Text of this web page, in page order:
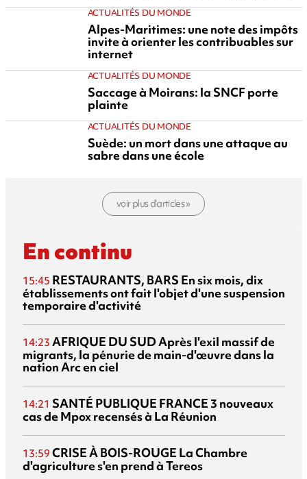
ACTUALITÉS DU MONDE
Alpes-Maritimes: une note des impôts
invite à orienter les contribuables sur
internet
ACTUALITÉS DU MONDE
Saccage à Moirans: la SNCF porte
plainte
ACTUALITÉS DU MONDE
Suède: un mort dans une attaque au
sabre dans une école
voir plus d’articles »
En continu
15:45 RESTAURANTS, BARS En six mois, dix
établissements ont fait l'objet d'une suspension
temporaire d'activité
14:23 AFRIQUE DU SUDAprès l'exil massif de
migrants, la pénurie de main-d'œuvre dans la
nation Arc en ciel
14:21 SANTÉ PUBLIQUE FRANCE 3 nouveaux
cas de Mpox recensés à La Réunion
13:59 CRISE À BOIS-ROUGE La Chambre
d'agriculture s'en prend à Tereos